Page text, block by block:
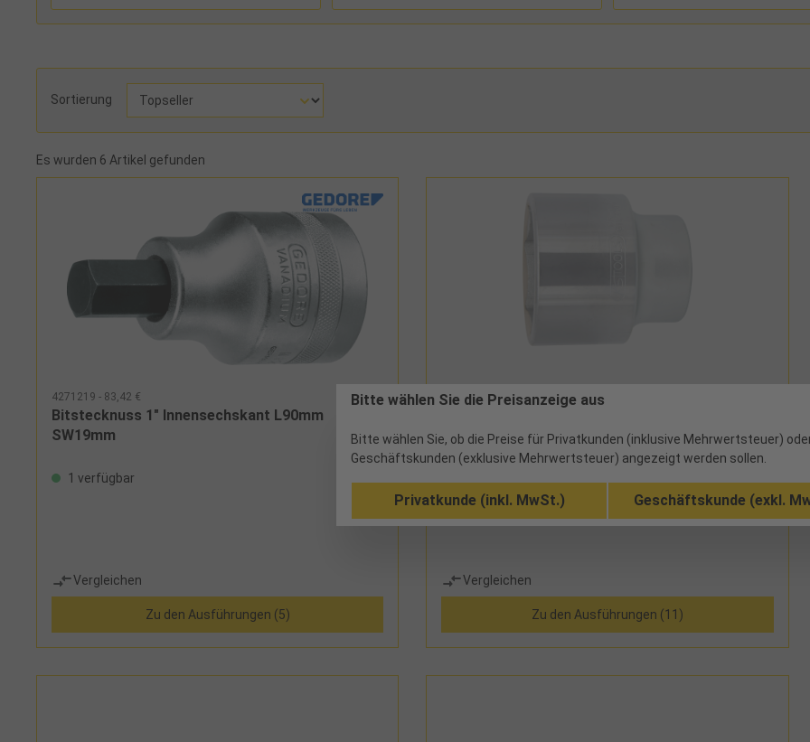
Sortierung
Es wurden 6 Artikel gefunden
4271219 - 83,42 €
Bitstecknuss 1" Innensechskant L90mm
SW19mm
1 verfügbar
Vergleichen
Zu den Ausführungen (5)
4271036 - 26,99 €
Vergleichen
Zu den Ausführungen (11)
Bitte wählen Sie die Preisanzeige aus
Bitte wählen Sie, ob die Preise für Privatkunden (inklusive Mehrwertsteuer)
Geschäftskunden (exklusive Mehrwertsteuer) angezeigt werden sollen.
Privatkunde (inkl. MwSt.) Geschäftskunde (exkl.